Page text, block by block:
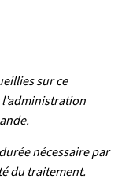
sur ce
nécessaire par
du traitement.